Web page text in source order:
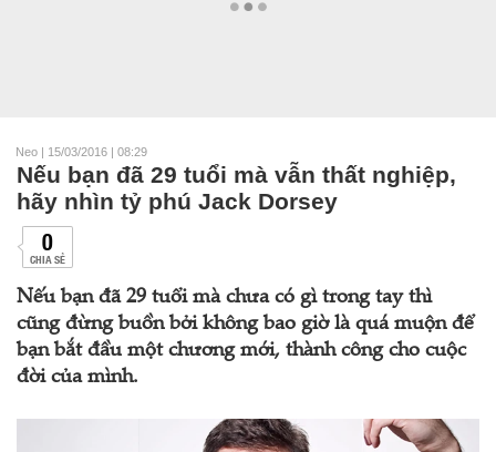
Neo | 15/03/2016 | 08:29
Nếu bạn đã 29 tuổi mà vẫn thất nghiệp,
hãy nhìn tỷ phú Jack Dorsey
0
CHIA SẺ
Nếu bạn đã 29 tuổi mà chưa có gì trong tay thì
cũng đừng buồn bởi không bao giờ là quá muộn để
bạn bắt đầu một chương mới, thành công cho cuộc
đời của mình.